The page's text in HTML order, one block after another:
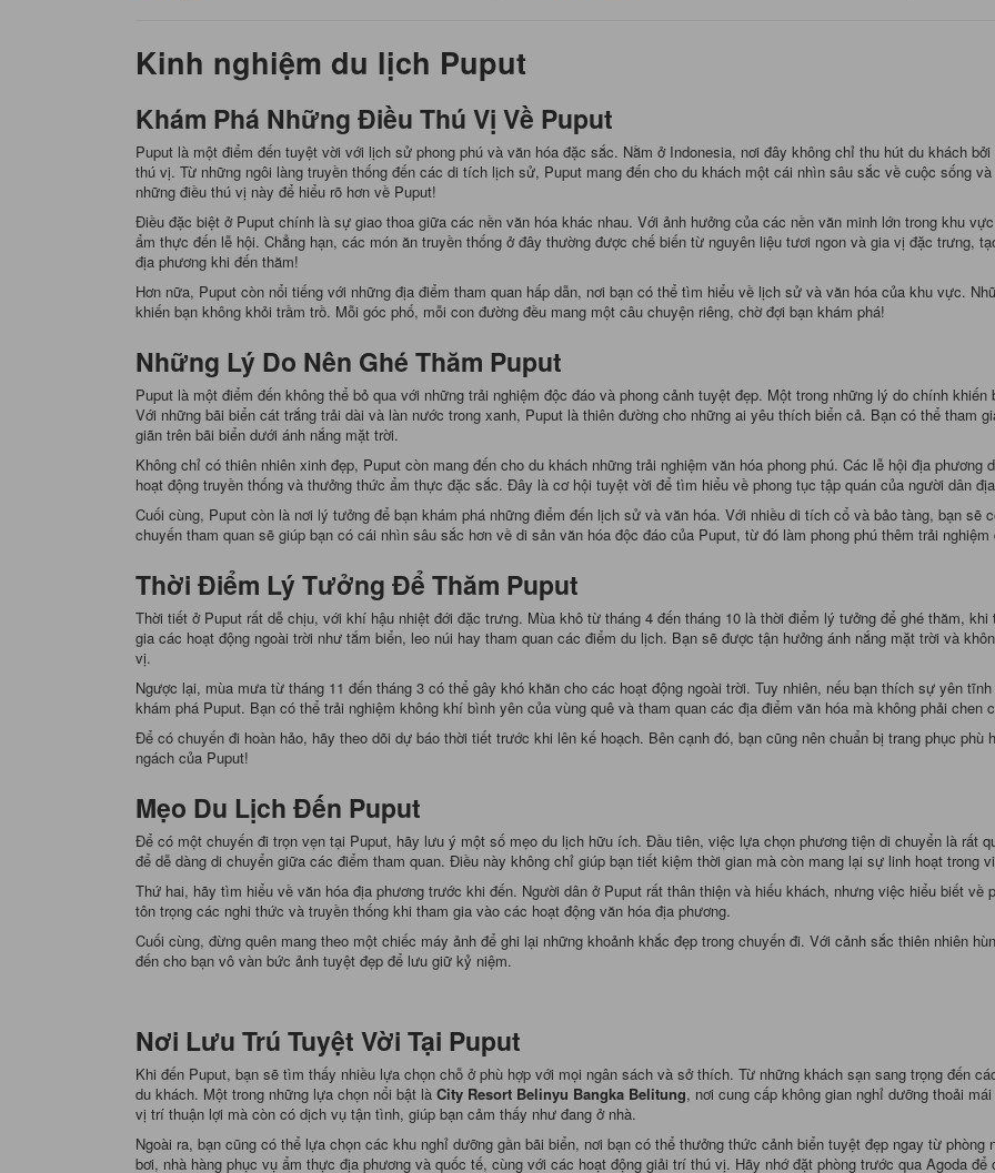
Kinh nghiệm du lịch Puput
Khám Phá Những Điều Thú Vị Về Puput
Puput là một điểm đến tuyệt vời với lịch sử phong phú và văn hóa đặc sắc. Nằm ở Indonesia, nơi đây không chỉ thu hút du khách
thú vị. Từ những ngôi làng truyền thống đến các di tích lịch sử, Puput mang đến cho du khách một cái nhìn sâu sắc về cuộc sống
những điều thú vị này để hiểu rõ hơn về Puput!
Điều đặc biệt ở Puput chính là sự giao thoa giữa các nền văn hóa khác nhau. Với ảnh hưởng của các nền văn minh lớn trong khu
ẩm thực đến lễ hội. Chẳng hạn, các món ăn truyền thống ở đây thường được chế biến từ nguyên liệu tươi ngon và gia vị đặc trưng,
địa phương khi đến thăm!
Hơn nữa, Puput còn nổi tiếng với những địa điểm tham quan hấp dẫn, nơi bạn có thể tìm hiểu về lịch sử và văn hóa của khu vực.
khiến bạn không khỏi trầm trồ. Mỗi góc phố, mỗi con đường đều mang một câu chuyện riêng, chờ đợi bạn khám phá!
Những Lý Do Nên Ghé Thăm Puput
Puput là một điểm đến không thể bỏ qua với những trải nghiệm độc đáo và phong cảnh tuyệt đẹp. Một trong những lý do chính
Với những bãi biển cát trắng trải dài và làn nước trong xanh, Puput là thiên đường cho những ai yêu thích biển cả. Bạn có thể tham
giãn trên bãi biển dưới ánh nắng mặt trời.
Không chỉ có thiên nhiên xinh đẹp, Puput còn mang đến cho du khách những trải nghiệm văn hóa phong phú. Các lễ hội địa
hoạt động truyền thống và thưởng thức ẩm thực đặc sắc. Đây là cơ hội tuyệt vời để tìm hiểu về phong tục tập quán của người dân
Cuối cùng, Puput còn là nơi lý tưởng để bạn khám phá những điểm đến lịch sử và văn hóa. Với nhiều di tích cổ và bảo tàng, bạn
chuyến tham quan sẽ giúp bạn có cái nhìn sâu sắc hơn về di sản văn hóa độc đáo của Puput, từ đó làm phong phú thêm trải
Thời Điểm Lý Tưởng Để Thăm Puput
Thời tiết ở Puput rất dễ chịu, với khí hậu nhiệt đới đặc trưng. Mùa khô từ tháng 4 đến tháng 10 là thời điểm lý tưởng để ghé thăm,
gia các hoạt động ngoài trời như tắm biển, leo núi hay tham quan các điểm du lịch. Bạn sẽ được tận hưởng ánh nắng mặt trời và
vị.
Ngược lại, mùa mưa từ tháng 11 đến tháng 3 có thể gây khó khăn cho các hoạt động ngoài trời. Tuy nhiên, nếu bạn thích sự yên
khám phá Puput. Bạn có thể trải nghiệm không khí bình yên của vùng quê và tham quan các địa điểm văn hóa mà không phải chen
Để có chuyến đi hoàn hảo, hãy theo dõi dự báo thời tiết trước khi lên kế hoạch. Bên cạnh đó, bạn cũng nên chuẩn bị trang phục
ngách của Puput!
Mẹo Du Lịch Đến Puput
Để có một chuyến đi trọn vẹn tại Puput, hãy lưu ý một số mẹo du lịch hữu ích. Đầu tiên, việc lựa chọn phương tiện di chuyển là rất
để dễ dàng di chuyển giữa các điểm tham quan. Điều này không chỉ giúp bạn tiết kiệm thời gian mà còn mang lại sự linh hoạt trong
Thứ hai, hãy tìm hiểu về văn hóa địa phương trước khi đến. Người dân ở Puput rất thân thiện và hiếu khách, nhưng việc hiểu biết về
tôn trọng các nghi thức và truyền thống khi tham gia vào các hoạt động văn hóa địa phương.
Cuối cùng, đừng quên mang theo một chiếc máy ảnh để ghi lại những khoảnh khắc đẹp trong chuyến đi. Với cảnh sắc thiên nhiên
đến cho bạn vô vàn bức ảnh tuyệt đẹp để lưu giữ kỷ niệm.
Nơi Lưu Trú Tuyệt Vời Tại Puput
Khi đến Puput, bạn sẽ tìm thấy nhiều lựa chọn chỗ ở phù hợp với mọi ngân sách và sở thích. Từ những khách sạn sang trọng đến
du khách. Một trong những lựa chọn nổi bật là City Resort Belinyu Bangka Belitung, nơi cung cấp không gian nghỉ dưỡng thoải
vị trí thuận lợi mà còn có dịch vụ tận tình, giúp bạn cảm thấy như đang ở nhà.
Ngoài ra, bạn cũng có thể lựa chọn các khu nghỉ dưỡng gần bãi biển, nơi bạn có thể thưởng thức cảnh biển tuyệt đẹp ngay từ
bơi, nhà hàng phục vụ ẩm thực địa phương và quốc tế, cùng với các hoạt động giải trí thú vị. Hãy nhớ đặt phòng trước qua Agoda